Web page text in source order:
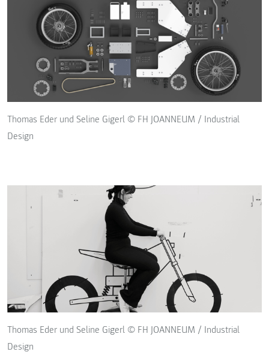
Thomas Eder und Seline Gigerl © FH JOANNEUM / Industrial
Design
Thomas Eder und Seline Gigerl © FH JOANNEUM / Industrial
Design